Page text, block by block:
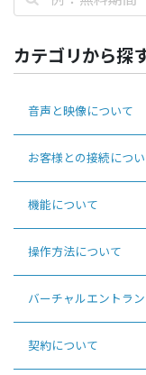
カテゴリから探
音声と映像について
お客様との接続につ
機能について
操作方法について
バーチャルエントラ
契約について